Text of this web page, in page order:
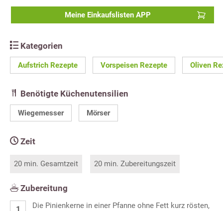
Meine Einkaufslisten APP
Kategorien
Aufstrich Rezepte Vorspeisen Rezepte Oliven
Benötigte Küchenutensilien
Wiegemesser Mörser
Zeit
20 min. Gesamtzeit 20 min. Zubereitungszeit
Zubereitung
Die Pinienkerne in einer Pfanne ohne Fett kurz rösten,